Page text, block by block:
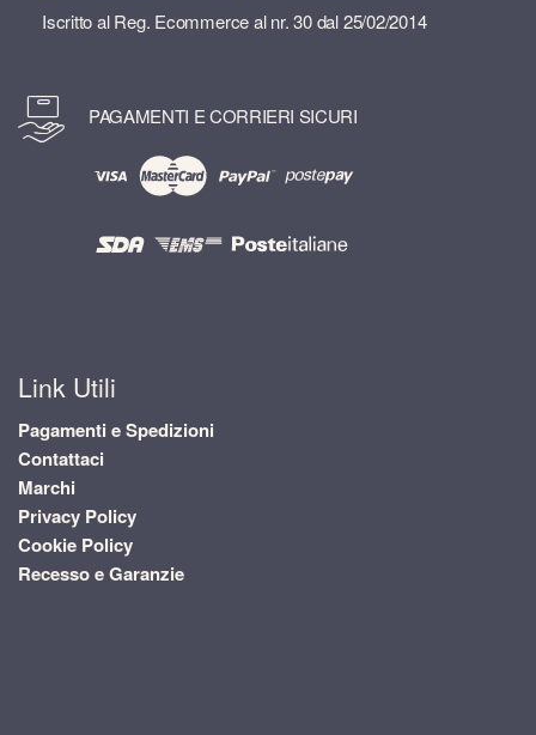
Iscritto al Reg. Ecommerce al nr. 30 dal 25/02/2014
PAGAMENTI E CORRIERI SICURI
Link Utili
Pagamenti e Spedizioni
Contattaci
Marchi
Privacy Policy
Cookie Policy
Recesso e Garanzie